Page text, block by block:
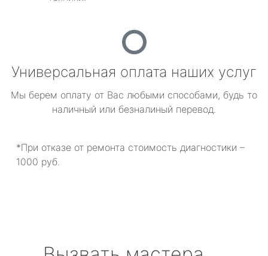
Универсальная оплата наших услуг
Мы берем оплату от Вас любыми способами, будь то
наличный или безналиный перевод.
*При отказе от ремонта стоимость диагностики –
1000 руб.